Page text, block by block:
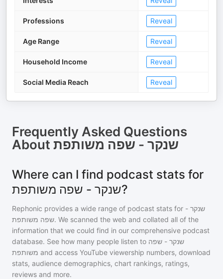
Professions Reveal
Age Range Reveal
Household Income Reveal
Social Media Reach Reveal
Frequently Asked Questions
About שנקר - שפה משותפת
Where can I find podcast stats for
שנקר - שפה משותפת?
Rephonic provides a wide range of podcast stats for שנקר -
שפה משותפת. We scanned the web and collated all of the
information that we could find in our comprehensive podcast
database. See how many people listen to שנקר - שפה
משותפת and access YouTube viewership numbers, download
stats, audience demographics, chart rankings, ratings,
reviews and more.